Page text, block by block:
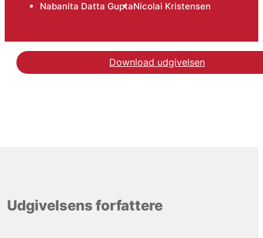
Nabanita Datta GuptaNicolai Kristensen
Download udgivelsen
Udgivelsens forfattere